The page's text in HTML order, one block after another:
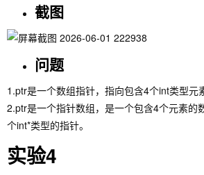
截图
问题
1.ptr是一个数组指针，指向包含4个int类型元
2.ptr是一个指针数组，是一个包含4个元素的
个int*类型的指针。
实验4